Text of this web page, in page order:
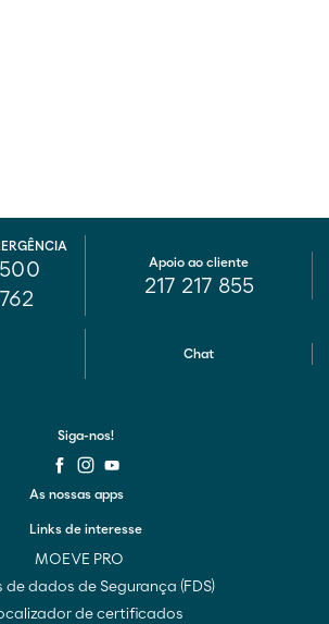
Chat
Apoio ao cliente
217 217 855
Links de interesse
MOEVE PRO
de dados de Segurança (FDS)
de certificados
As nossas apps
Siga-nos!